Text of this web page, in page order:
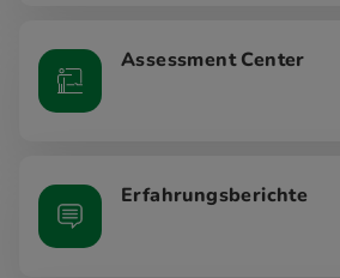
Assessment Center
Erfahrungsberichte